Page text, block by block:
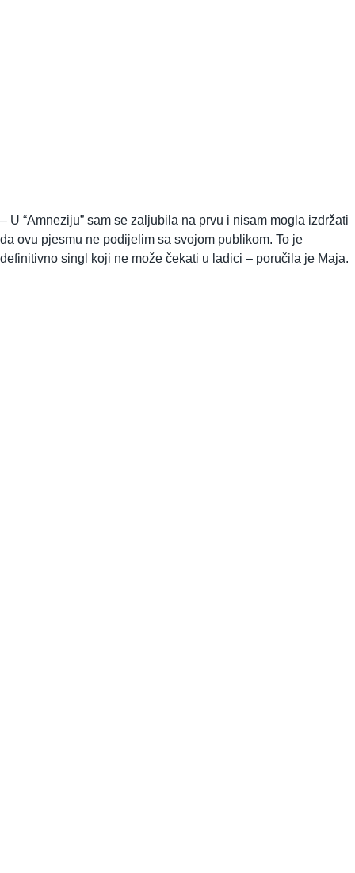
– U “Amneziju” sam se zaljubila na prvu i nisam mogla izdržati
da ovu pjesmu ne podijelim sa svojom publikom. To je
definitivno singl koji ne može čekati u ladici – poručila je Maja.